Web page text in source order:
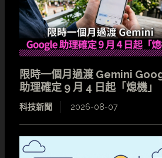
限時一個月過渡 Gemini
助理確定 9 月 4 日起「熄機」
科技新聞 2026-08-07